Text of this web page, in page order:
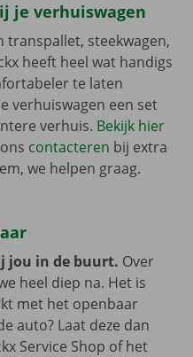
je verhuiswagen
transpallet, steekwagen,
heeft heel wat handigs
te laten
verhuiswagen een set
verhuis. Bekijk hier
contacteren bij extra
we helpen graag.
jou in de buurt. Over
heel diep na. Het is
met het openbaar
auto? Laat deze dan
Service Shop of het